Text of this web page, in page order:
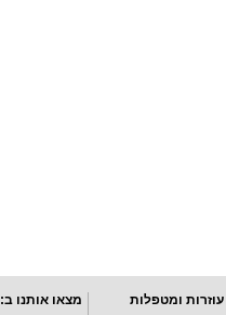
עוזרות ומטפלות מצאו אותנו ב: